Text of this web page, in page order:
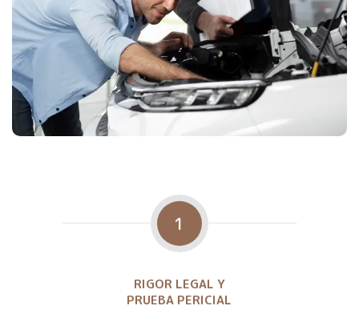
1
RIGOR LEGAL Y
PRUEBA PERICIAL